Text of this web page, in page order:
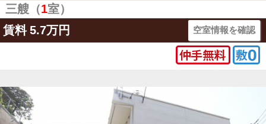
三艘（1室）
賃料 5.7万円 空室情報を確認